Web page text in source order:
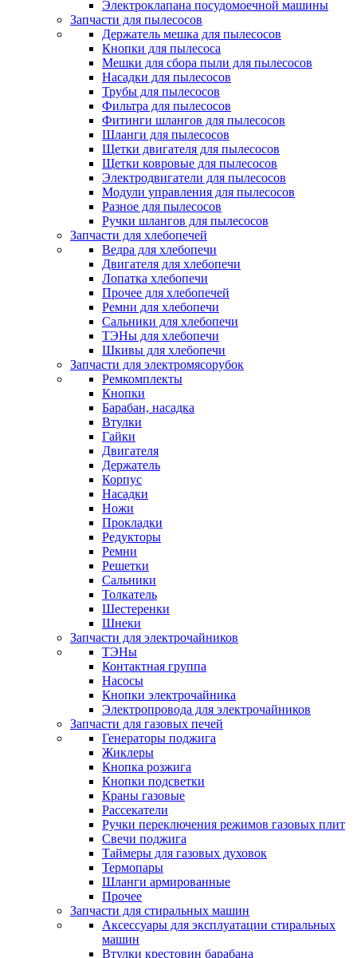
Электроклапана посудомоечной машины
Запчасти для пылесосов
Держатель мешка для пылесосов
Кнопки для пылесоса
Мешки для сбора пыли для пылесосов
Насадки для пылесосов
Трубы для пылесосов
Фильтра для пылесосов
Фитинги шлангов для пылесосов
Шланги для пылесосов
Щетки двигателя для пылесосов
Щетки ковровые для пылесосов
Электродвигатели для пылесосов
Модули управления для пылесосов
Разное для пылесосов
Ручки шлангов для пылесосов
Запчасти для хлебопечей
Ведра для хлебопечи
Двигателя для хлебопечи
Лопатка хлебопечи
Прочее для хлебопечей
Ремни для хлебопечи
Сальники для хлебопечи
ТЭНы для хлебопечи
Шкивы для хлебопечи
Запчасти для электромясорубок
Ремкомплекты
Кнопки
Барабан, насадка
Втулки
Гайки
Двигателя
Держатель
Корпус
Насадки
Ножи
Прокладки
Редукторы
Ремни
Решетки
Сальники
Толкатель
Шестеренки
Шнеки
Запчасти для электрочайников
ТЭНы
Контактная группа
Насосы
Кнопки электрочайника
Электропровода для электрочайников
Запчасти для газовых печей
Генераторы поджига
Жиклеры
Кнопка розжига
Кнопки подсветки
Краны газовые
Рассекатели
Ручки переключения режимов газовых плит
Свечи поджига
Таймеры для газовых духовок
Термопары
Шланги армированные
Прочее
Запчасти для стиральных машин
Аксессуары для эксплуатации стиральных
машин
Втулки крестовин барабана